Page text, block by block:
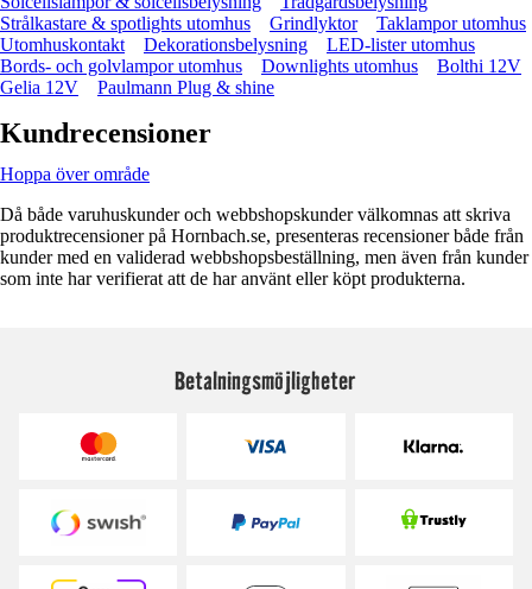
Strålkastare & spotlights utomhus
Grindlyktor
Taklampor utomhus
Utomhuskontakt
Dekorationsbelysning
LED-lister utomhus
Bords- och golvlampor utomhus
Downlights utomhus
Bolthi 12V
Gelia 12V
Paulmann Plug & shine
Kundrecensioner
Hoppa över område
Då både varuhuskunder och webbshopskunder välkomnas att skriva
produktrecensioner på Hornbach.se, presenteras recensioner både från
kunder med en validerad webbshopsbeställning, men även från kunder
som inte har verifierat att de har använt eller köpt produkterna.
Betalningsmöjligheter